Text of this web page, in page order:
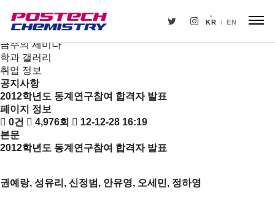
KR EN
뉴스
공지사항
금주의 세미나
학과 갤러리
취업 정보
공지사항
2012학년도 동계연구참여 합격자 발표
페이지 정보
0건
4,976회
12-12-28 16:19
본문
2012학년도 동계연구참여 합격자 발표
권예랑, 성유리, 신정범, 안유영, 오세민, 정하영